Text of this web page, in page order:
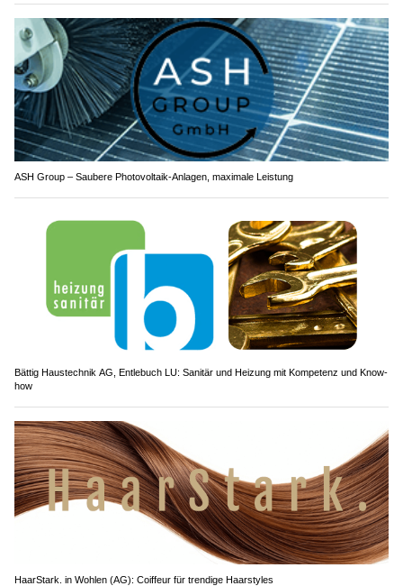
ASH Group – Saubere Photovoltaik-Anlagen, maximale Leistung
Bättig Haustechnik AG, Entlebuch LU: Sanitär und Heizung mit Kompetenz und Know-
how
HaarStark. in Wohlen (AG): Coiffeur für trendige Haarstyles